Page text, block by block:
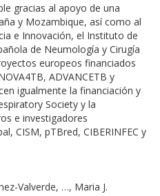
gracias al apoyo de una
y Mozambique, así como al
e Innovación, el Instituto de
de Neumología y Cirugía
europeos financiados
ADVANCETB y
igualmente la financiación y
Society y la
e investigadores
CISM, pTBred, CIBERINFEC y
Valverde, …, Maria J.